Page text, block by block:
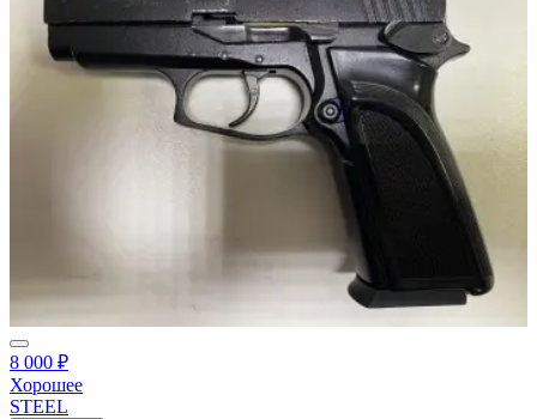
8 000 ₽
Хорошее
STEEL